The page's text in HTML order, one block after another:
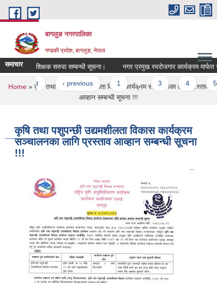
Skip to main content
बागलुङ नगरपालिका
गण्डकी प्रदेश, बागलुङ, नेपाल
समाचार
रिक्त पदमा शिक्षक सरुवा सम्बन्धी सूचना। नगर प्रमुख स्वरोजगार कार्यक्रम मार्फत
Pages ‹ previous 1 2 3 4 5
You are here
Home » कृषि तथा पशुपन्छी उद्यमशीलता विकास कार्यक्रम सञ्चालनका लागि प्रस्ताव
आव्हान सम्बन्धी सूचना !!!
कृषि तथा पशुपन्छी उद्यमशीलता विकास कार्यक्रम
सञ्चालनका लागि प्रस्ताव आव्हान सम्बन्धी सूचना
!!!